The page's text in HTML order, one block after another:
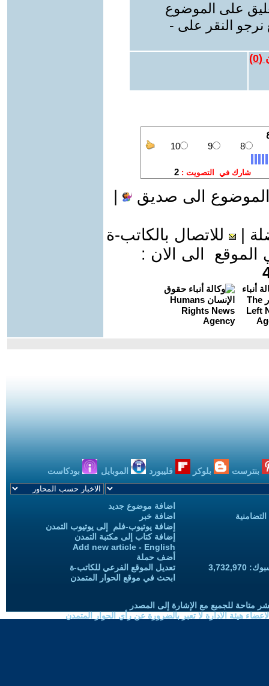
على الموضوع
نرجو النقر على -
(
0
)
الى صديق
للاتصال بالكاتب-ة
الى الان :
بنترست بلوكر فليبورد الموبايل بودكاست
اضافة موضوع جديد
اضافة خبر
إضافة يوتيوب-فلم إلى يوتيوب التمدن
إضافة كتاب إلى مكتبة التمدن
Add new article - English
أضف حملة
تعديل الموقع الفرعي للكاتب-ة
ابحث في موقع الحوار المتمدن
متاحة للجميع مع الإشارة إلى المصدر
هيئة الادارة لا تعبر بالضرورة عن رأي الحوار المتمدن